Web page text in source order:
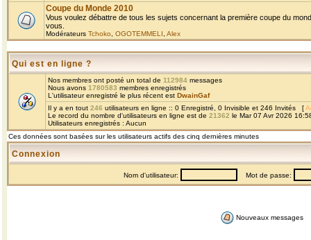
Coupe du Monde 2010
Vous voulez débattre de tous les sujets concernant la première coupe du
vous.
Modérateurs Tchoko OGOTEMMELI Alex
Qui est en ligne ?
Nos membres ont posté un total de 112984 messages
Nous avons 1780583 membres enregistrés
L'utilisateur enregistré le plus récent est DwainGaf
Il y a en tout 246 utilisateurs en ligne :: 0 Enregistré, 0 Invisible et 246 Invités [
Le record du nombre d'utilisateurs en ligne est de 21362 le Mar 07 Avr 2026
Utilisateurs enregistrés : Aucun
Ces données sont basées sur les utilisateurs actifs des cinq dernières minutes
Connexion
Nom d'utilisateur: Mot de passe:
Nouveaux messages